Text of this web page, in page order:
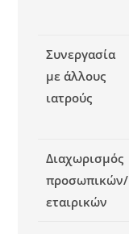
Συνεργασία
με άλλους
ιατρούς
Διαχωρισμός
προσωπικών/
εταιρικών